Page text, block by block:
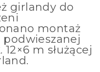
girlandy do
montaż
m służącej